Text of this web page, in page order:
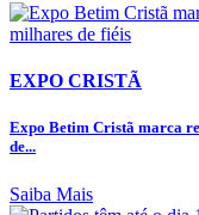
EXPO CRISTÃ
Expo Betim Cristã marca
de...
Saiba Mais